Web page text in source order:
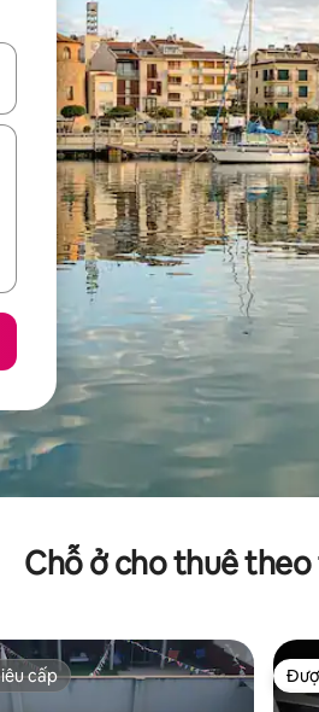
và xuống hoặc khám phá bằng các
Chỗ ở cho thuê theo
cấp
cấp